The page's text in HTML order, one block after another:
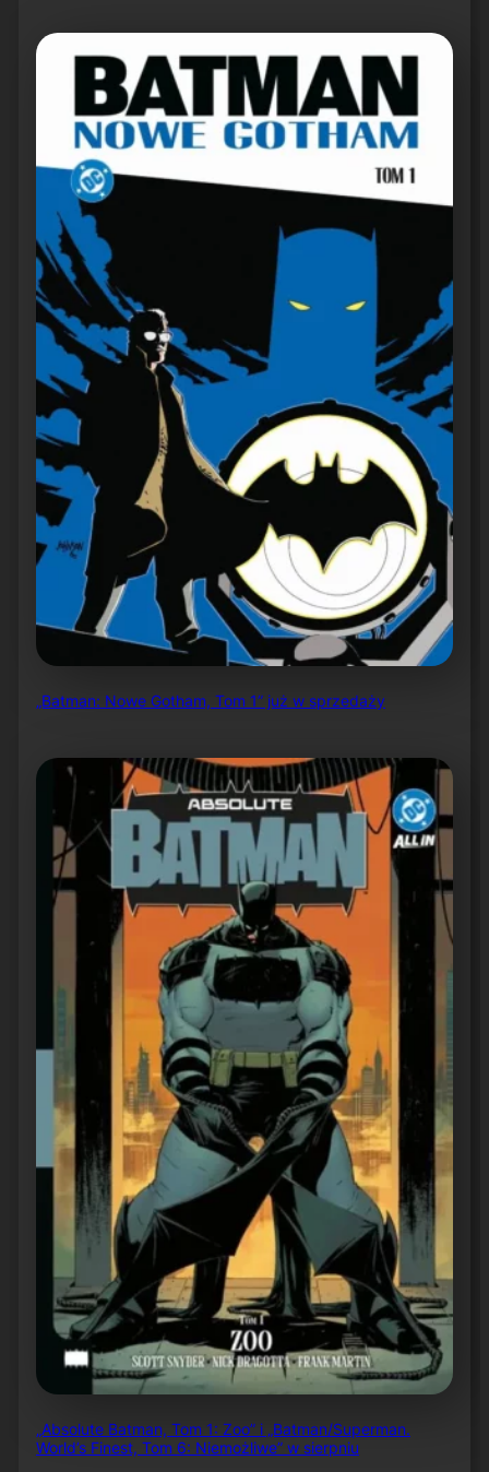
„Batman: Nowe Gotham, Tom 1” już w sprzedaży
„Absolute Batman, Tom 1: Zoo” i „Batman/Superman.
World’s Finest, Tom 6: Niemożliwe” w sierpniu